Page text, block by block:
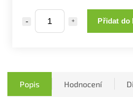
Přidat do
Popis Hodnocení